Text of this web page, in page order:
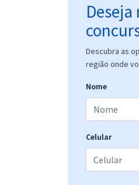
Descubra as
região onde
Nome
Celular